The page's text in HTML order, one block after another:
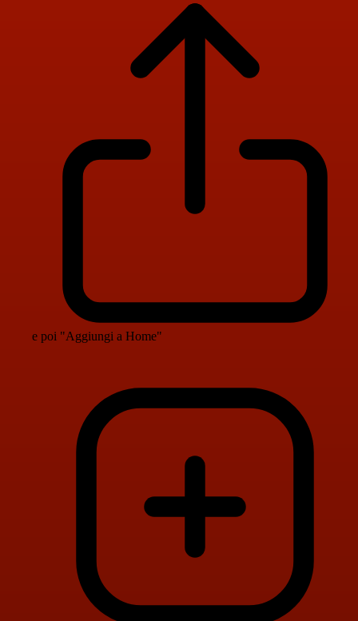
e poi "Aggiungi a Home"